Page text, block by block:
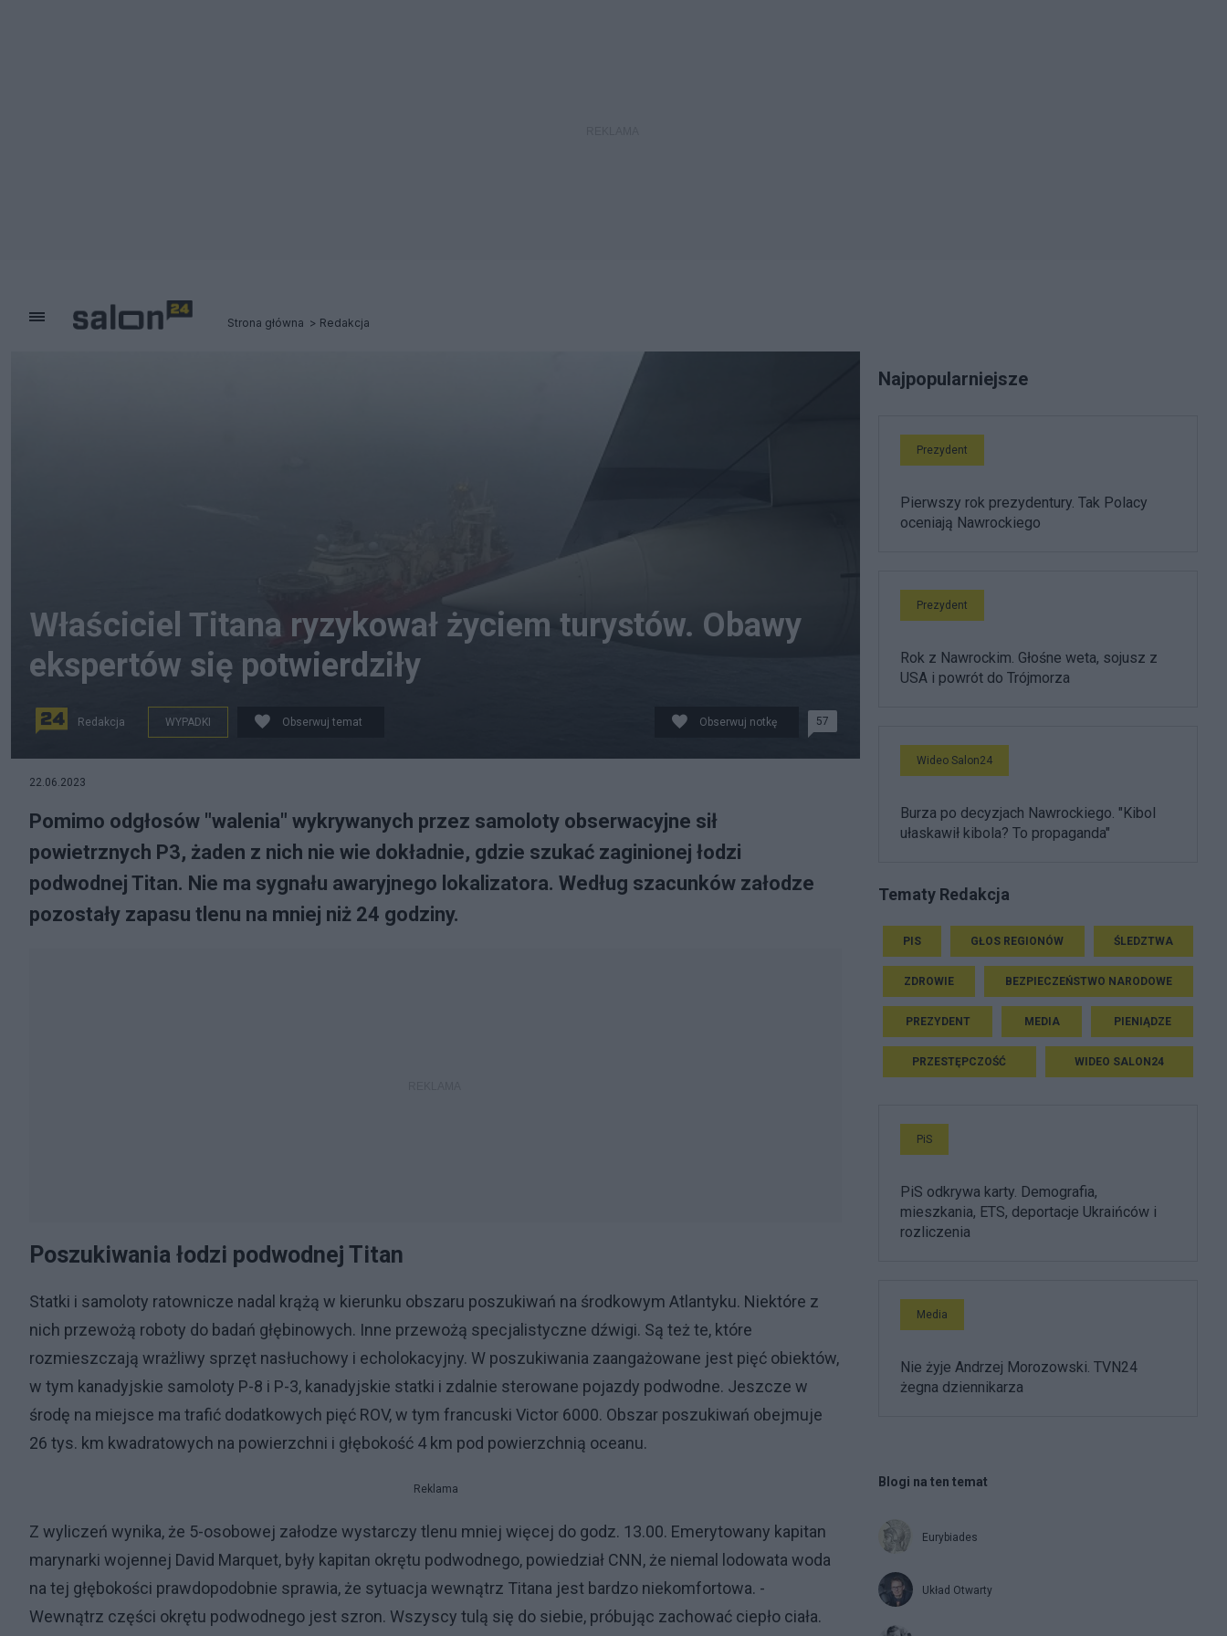
Strona główna Redakcja
Właściciel Titana ryzykował życiem turystów. Obawy
ekspertów się potwierdziły
Redakcja WYPADKI Obserwuj temat Obserwuj notkę 57
22.06.2023
Pomimo odgłosów "walenia" wykrywanych przez samoloty obserwacyjne sił
powietrznych P3, żaden z nich nie wie dokładnie, gdzie szukać zaginionej łodzi
podwodnej Titan. Nie ma sygnału awaryjnego lokalizatora. Według szacunków załodze
pozostały zapasu tlenu na mniej niż 24 godziny.
Poszukiwania łodzi podwodnej Titan
Statki i samoloty ratownicze nadal krążą w kierunku obszaru poszukiwań na środkowym Atlantyku. Niektóre z
nich przewożą roboty do badań głębinowych. Inne przewożą specjalistyczne dźwigi. Są też te, które
rozmieszczają wrażliwy sprzęt nasłuchowy i echolokacyjny. W poszukiwania zaangażowane jest pięć obiektów,
w tym kanadyjskie samoloty P-8 i P-3, kanadyjskie statki i zdalnie sterowane pojazdy podwodne. Jeszcze w
środę na miejsce ma trafić dodatkowych pięć ROV, w tym francuski Victor 6000. Obszar poszukiwań obejmuje
26 tys. km kwadratowych na powierzchni i głębokość 4 km pod powierzchnią oceanu.
Reklama
Z wyliczeń wynika, że 5-osobowej załodze wystarczy tlenu mniej więcej do godz. 13.00. Emerytowany kapitan
marynarki wojennej David Marquet, były kapitan okrętu podwodnego, powiedział CNN, że niemal lodowata woda
na tej głębokości prawdopodobnie sprawia, że sytuacja wewnątrz Titana jest bardzo niekomfortowa. -
Wewnątrz części okrętu podwodnego jest szron. Wszyscy tulą się do siebie, próbując zachować ciepło ciała.
Najpopularniejsze
Prezydent
Pierwszy rok prezydentury. Tak Polacy
oceniają Nawrockiego
Prezydent
Rok z Nawrockim. Głośne weta, sojusz z
USA i powrót do Trójmorza
Wideo Salon24
Burza po decyzjach Nawrockiego. "Kibol
ułaskawił kibola? To propaganda"
Tematy Redakcja
PIS GŁOS REGIONÓW ŚLEDZTWA
ZDROWIE BEZPIECZEŃSTWO NARODOWE
PREZYDENT MEDIA PIENIĄDZE
PRZESTĘPCZOŚĆ WIDEO SALON24
PiS
PiS odkrywa karty. Demografia,
mieszkania, ETS, deportacje Ukraińców i
rozliczenia
Media
Nie żyje Andrzej Morozowski. TVN24
żegna dziennikarza
Blogi na ten temat
Eurybiades
Układ Otwarty